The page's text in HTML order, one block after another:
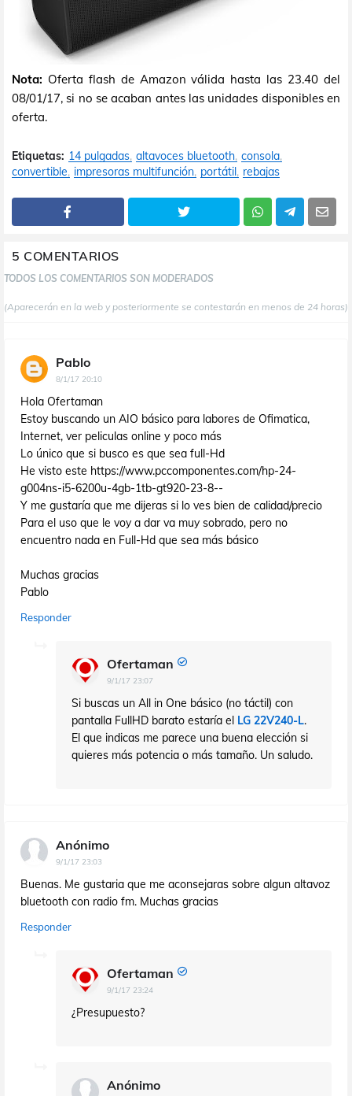
Nota: Oferta flash de Amazon válida hasta las 23.40 del
08/01/17, si no se acaban antes las unidades disponibles en
oferta.
Etiquetas: 14 pulgadas altavoces bluetooth consola
convertible impresoras multifunción portátil rebajas
5 COMENTARIOS
TODOS LOS COMENTARIOS SON MODERADOS
(Aparecerán en la web y posteriormente se contestarán en menos de 24 horas)
Pablo
8/1/17 20:10
Hola Ofertaman
Estoy buscando un AIO básico para labores de Ofimatica,
Internet, ver peliculas online y poco más
Lo único que si busco es que sea full-Hd
He visto este https://www.pccomponentes.com/hp-24-
g004ns-i5-6200u-4gb-1tb-gt920-23-8--
Y me gustaría que me dijeras si lo ves bien de calidad/precio
Para el uso que le voy a dar va muy sobrado, pero no
encuentro nada en Full-Hd que sea más básico
Muchas gracias
Pablo
Responder
Ofertaman
9/1/17 23:07
Si buscas un All in One básico (no táctil) con
pantalla FullHD barato estaría el LG 22V240-L.
El que indicas me parece una buena elección si
quieres más potencia o más tamaño. Un saludo.
Anónimo
9/1/17 23:03
Buenas. Me gustaria que me aconsejaras sobre algun altavoz
bluetooth con radio fm. Muchas gracias
Responder
Ofertaman
9/1/17 23:24
¿Presupuesto?
Anónimo